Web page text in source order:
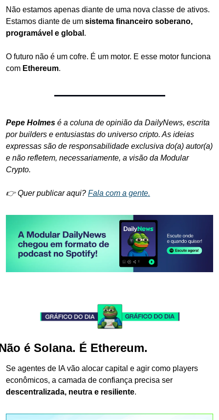
Não estamos apenas diante de uma nova classe de ativos.
Estamos diante de um sistema financeiro soberano,
programável e global .
O futuro não é um cofre. É um motor. E esse motor funciona
com Ethereum.
Pepe Holmes é a coluna de opinião da DailyNews, escrita
por builders e entusiastas do universo cripto. As ideias
expressas são de responsabilidade exclusiva do(a) autor(a)
e não refletem, necessariamente, a visão da Modular
Crypto.
👉 Quer publicar aqui? Fala com a gente.
é Solana. É Ethereum.
Se agentes de IA vão alocar capital e agir como players
descentralizada, neutra e resiliente.